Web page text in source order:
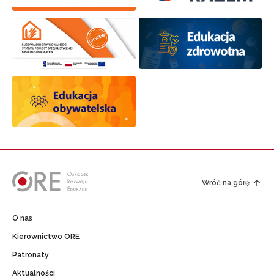
Wróć na górę
O nas
Kierownictwo ORE
Patronaty
Aktualności
Wyrażam zgodę na przetwarzanie moich danych
osobowych przez ORE w celach marketingowych.
Zapisuję się